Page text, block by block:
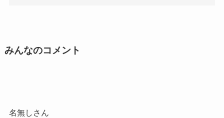
みんなのコメント
名無しさん